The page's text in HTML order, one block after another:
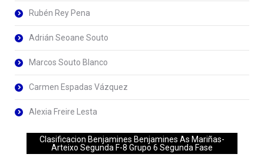
Rubén Rey Pena
Adrián Seoane Souto
Marcos Souto Blanco
Carmen Espadas Vázquez
Alexia Freire Lesta
Clasificacion Benjamines Benjamines As Mariñas-
Arteixo Segunda F-8 Grupo 6 Segunda Fase